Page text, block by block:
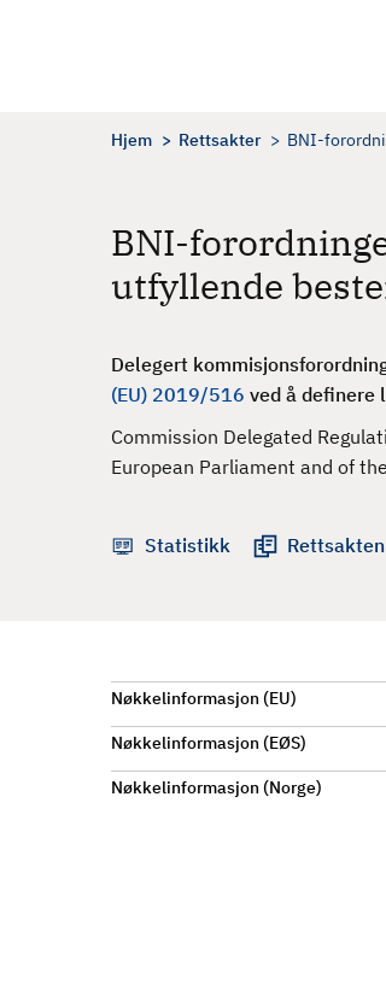
Hjem Rettsakter BNI-
BNI-
utfyllende
Delegert
(EU) 2019/516 ved å definere
Commission Delegated
European Parliament and of
Statistikk
Nøkkelinformasjon (EU)
Nøkkelinformasjon (EØS)
Nøkkelinformasjon (Norge)